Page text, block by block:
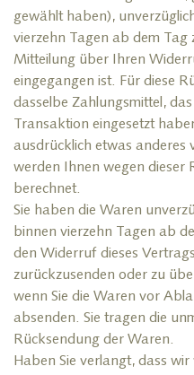
gewählt haben),
vierzehn Tagen ab dem Tag
Mitteilung über Ihren
eingegangen ist. Für diese
dasselbe Zahlungsmittel,
Transaktion eingesetzt
ausdrücklich etwas anderes
werden Ihnen wegen dieser
berechnet.
Sie haben die Waren
binnen vierzehn Tagen ab
den Widerruf dieses
zurückzusenden oder zu
wenn Sie die Waren vor
absenden. Sie tragen die
Rücksendung der Waren.
Haben Sie verlangt, dass